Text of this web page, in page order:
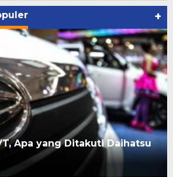
+
Apa yang Ditakuti Daihatsu